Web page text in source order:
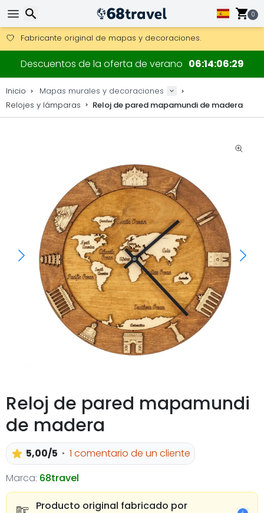
0
Consigue el envío gratuito en pedidos de más de 250 €.
Envío DHL 1 día disponible.
30 días para devoluciones, 90 días para mapas de madera
Descuentos de la oferta de verano 06140628
Inicio
Mapas murales y decoraciones
Relojes y lámparas
Reloj de pared mapamundi de madera
Reloj de pared mapamundi
de madera
5,00/5
1 comentario de un cliente
Marca: 68travel
Producto original fabricado por
Buscar